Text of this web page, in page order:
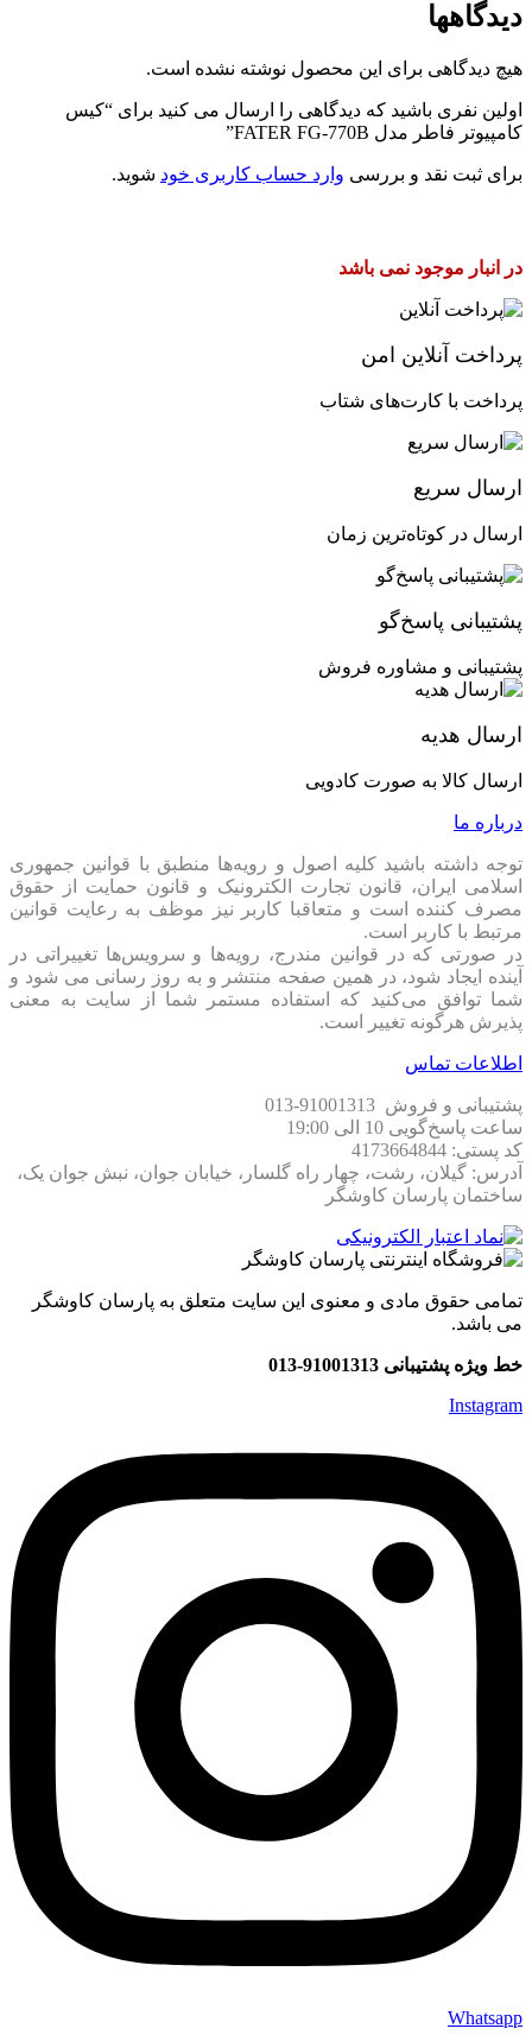
فرم فاکتور
قابلیت‌های کیس ورودی میکروفون
سینی درایو 3.5 اینچی
تعداد جایگاه فن
فن نصب شده
پورت USB 3.0
سازگاری با مادربرد
قابلیت‌های خنک کننده
برند
دیدگاهها
هیچ دیدگاهی برای این محصول نوشته نشده است.
اولین نفری باشید که دیدگاهی را ارسال می کنید برای “کیس
کامپیوتر فاطر مدل FATER FG-770B”
برای ثبت نقد و بررسی وارد حساب کاربری خود شوید.
در انبار موجود نمی باشد
پرداخت آنلاین امن
پرداخت با کارت‌های شتاب
ارسال سریع
ارسال در کوتاه‌ترین زمان
پشتیبانی پاسخ‌گو
پشتیبانی و مشاوره فروش
ارسال هدیه
ارسال کالا به صورت کادویی
درباره ما
توجه داشته باشید کلیه اصول و رویه‏‌ها منطبق با قوانین جمهوری
اسلامی ایران، قانون تجارت الکترونیک و قانون حمایت از حقوق
مصرف کننده است و متعاقبا کاربر نیز موظف به رعایت قوانین
مرتبط با کاربر است.
در صورتی که در قوانین مندرج، رویه‏‌ها و سرویس‏‌ها تغییراتی در
آینده ایجاد شود، در همین صفحه منتشر و به روز رسانی می شود و
شما توافق می‏‌کنید که استفاده مستمر شما از سایت به معنی
پذیرش هرگونه تغییر است.
اطلاعات تماس
پشتیبانی و فروش 91001313-013
ساعت پاسخ‌گویی 10 الی 19:00
کد پستی: 4173664844
آدرس: گیلان، رشت، چهار راه گلسار، خیابان جوان، نبش جوان یک،
ساختمان پارسان کاوشگر
تمامی حقوق مادی و معنوی این سایت متعلق به پارسان کاوشگر
می باشد.
خط ویژه پشتیبانی 91001313-013
Instagram
Whatsapp